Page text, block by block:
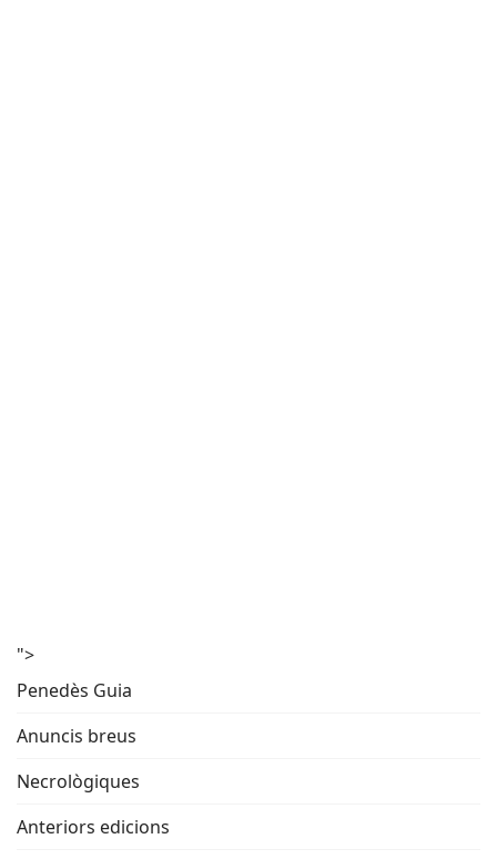
">
Penedès Guia
Anuncis breus
Necrològiques
Anteriors edicions